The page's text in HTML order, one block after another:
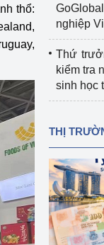
an toàn lao
quản lý của
đăng ký, hoạt
cụ điện
có nguy
chai chứa
thổ:
nghiệp
Thứ
kiểm tra
sinh học
THỊ